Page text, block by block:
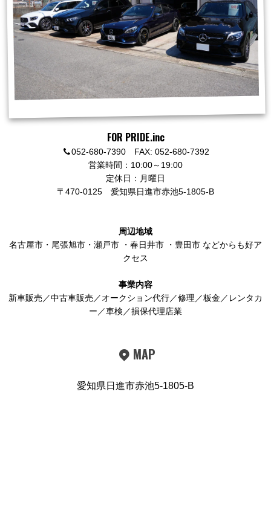
FOR PRIDE.inc
052-680-7390 FAX: 052-680-7392
営業時間：10:00～19:00
定休日：月曜日
〒470-0125 愛知県日進市赤池5-1805-B
周辺地域
名古屋市 ・ 尾張旭市 ・ 瀬戸市 ・ 春日井市 ・ 豊田市 などからも好ア
クセス
事業内容
新車販売／中古車販売／オークション代行／修理／板金／レンタカ
ー／車検／損保代理店業
MAP
愛知県日進市赤池5-1805-B